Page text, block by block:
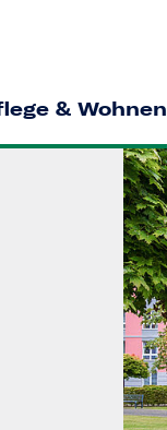
& Wohnen